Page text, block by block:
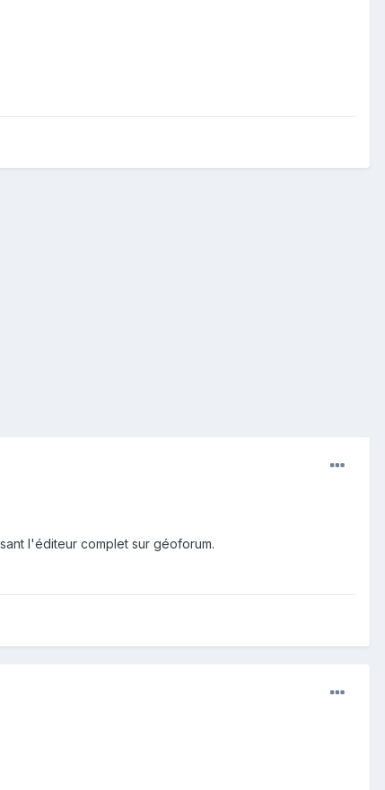
l'éditeur complet sur géoforum.